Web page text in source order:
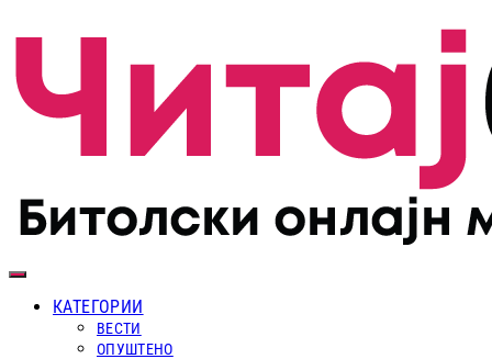
КАТЕГОРИИ
ВЕСТИ
ОПУШТЕНО